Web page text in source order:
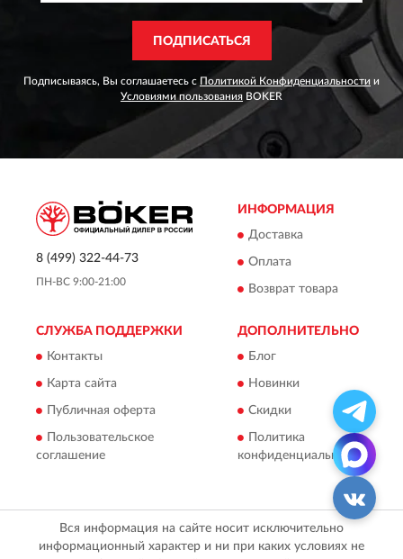
ПОДПИСАТЬСЯ
Подписываясь, Вы соглашаетесь с Политикой Конфиденциальности и
Условиями пользования BOKER
8 (499) 322-44-73
ПН-ВС 9:00-21:00
ИНФОРМАЦИЯ
Доставка
Оплата
Возврат товара
СЛУЖБА ПОДДЕРЖКИ
Контакты
Карта сайта
Публичная оферта
Пользовательское
соглашение
ДОПОЛНИТЕЛЬНО
Блог
Новинки
Скидки
Политика
конфиденциальности
Вся информация на сайте носит исключительно
информационный характер и ни при каких условиях не